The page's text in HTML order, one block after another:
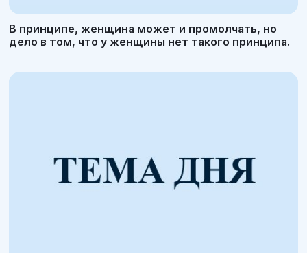
В принципе, женщина может и промолчать, но
дело в том, что у женщины нет такого принципа.